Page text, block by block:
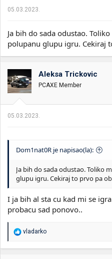
05.03.2023.
Ja bih do sada odustao.
polupanu glupu igru. Cekiraj
Aleksa Trickovic
PCAXE Member
05.03.2023.
Dom1nat0R je napisao(la):
Ja bih do sada odustao. Toliko
glupu igru. Cekiraj to prvo pa
I ja bih al sta cu kad mi se
probacu sad ponovo..
R
a
vladarko